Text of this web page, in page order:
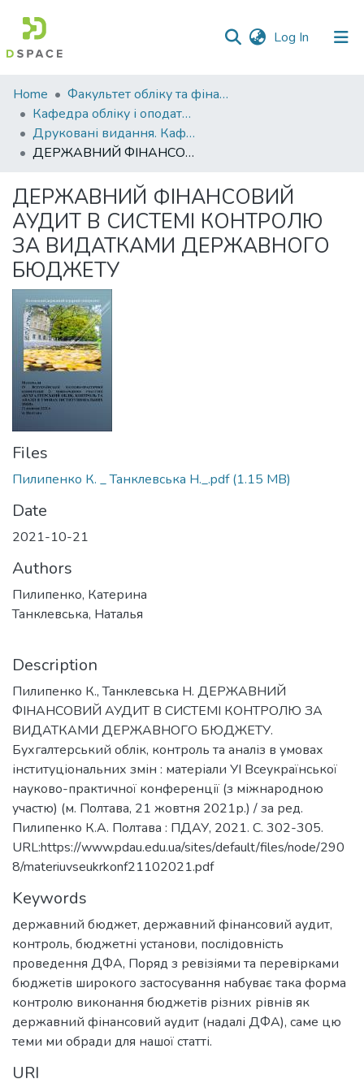
Log In (current)
Communities
&
Collections
All of DSpace
Statistics
Home
Факультет обліку та фінансів
Кафедра обліку і оподаткування
Друковані видання. Кафедра обліку і оподаткування
ДЕРЖАВНИЙ ФІНАНСОВИЙ АУДИТ В СИСТЕМІ КОНТРОЛЮ ЗА ВИДАТКАМИ ДЕРЖАВНОГО БЮДЖЕТУ
ДЕРЖАВНИЙ ФІНАНСОВИЙ
АУДИТ В СИСТЕМІ КОНТРОЛЮ
ЗА ВИДАТКАМИ ДЕРЖАВНОГО
БЮДЖЕТУ
Files
Пилипенко К. _ Танклевська Н._.pdf(1.15 MB)
Date
2021-10-21
Authors
Пилипенко, Катерина
Танклевська, Наталья
Description
Пилипенко К., Танклевська Н. ДЕРЖАВНИЙ
ФІНАНСОВИЙ АУДИТ В СИСТЕМІ КОНТРОЛЮ ЗА
ВИДАТКАМИ ДЕРЖАВНОГО БЮДЖЕТУ.
Бухгалтерський облік, контроль та аналіз в умовах
інституціональних змін : матеріали УІ Всеукраїнської
науково-практичної конференції (з міжнародною
участю) (м. Полтава, 21 жовтня 2021р.) / за ред.
Пилипенко К.А. Полтава : ПДАУ, 2021. С. 302-305.
URL:https://www.pdau.edu.ua/sites/default/files/node/290
8/materiuvseukrkonf21102021.pdf
Keywords
державний бюджет, державний фінансовий аудит,
контроль, бюджетні установи, послідовність
проведення ДФА, Поряд з ревізіями та перевірками
бюджетів широкого застосування набуває така форма
контролю виконання бюджетів різних рівнів як
державний фінансовий аудит (надалі ДФА), саме цю
теми ми обради для нашої статті.
URI